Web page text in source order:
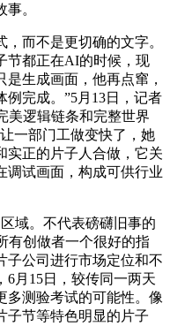
。
而不是更切确的文字。
节都正在AI的时候，现
生成画面，他再点窜，
完成。”5月13日，记者
美逻辑链条和完整世界
一部门工做变快了，她
实正的片子人合做，它关
调试画面，构成可供行业
域。不代表磅礴旧事的
有创做者一个很好的指
子公司进行市场定位和不
6月15日，较传同一两天
多测验考试的可能性。像
子节等特色明显的片子